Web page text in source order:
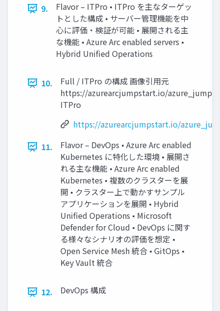
9.
Flavor – ITPro • ITPro を主なターゲッ
トとした構成 • サーバー管理機能を中
心に評価・検証が可能 • 展開される主
な機能 • Azure Arc enabled servers •
Hybrid Unified Operations
10.
Full / ITPro の構成 画像引用元
https://azurearcjumpstart.io/
ITPro
https://azurearcjumpstart.io/
11.
Flavor – DevOps • Azure Arc enabled
Kubernetes に特化した環境 • 展開さ
れる主な機能 • Azure Arc enabled
Kubernetes • 複数のクラスターを展
開 • クラスター上で動かすサンプル
アプリケーションを展開 • Hybrid
Unified Operations • Microsoft
Defender for Cloud • DevOps に関す
る様々なシナリオの評価を想定 •
Open Service Mesh 統合 • GitOps •
Key Vault 統合
12. DevOps 構成